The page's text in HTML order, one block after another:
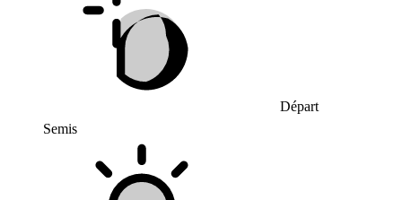
Départ
Semis